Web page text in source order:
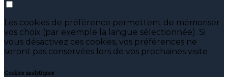
Les cookies de préférence permettent de mémoriser
vos choix (par exemple la langue sélectionnée). Si
vous désactivez ces cookies, vos préférences ne
seront pas conservées lors de vos prochaines visite
Cookies analytiques